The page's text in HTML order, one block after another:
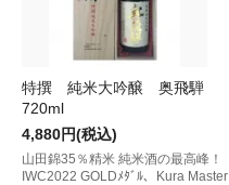
特撰 純米大吟醸 奥飛騨
720ml
4,880円(税込)
山田錦35％精米 純米酒の最高峰！
IWC2022 GOLDﾒﾀﾞﾙ、Kura Master